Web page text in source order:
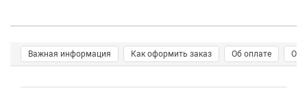
Важная информация Как оформить заказ Об оплате О